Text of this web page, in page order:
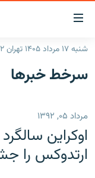
لینک‌های
قابلیت
دسترسی
بازگشت
اصلی
رفتن
صفحه
ایران
رادیو
انتخاب کنید و بشنوید
پادکست
شنبه ۱۷ مرداد ۱۴۰۵ تهران ۱۹:۵۲
سرخط‌ خبرها
مرداد ۰۵, ۱۳۹۲
اوکراین
ارتدوکس را